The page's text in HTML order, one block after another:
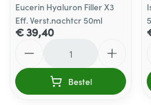
Eucerin Hyaluron Filler X3
Eff. Verst.nachtcr 50ml
€ 39,40
Bestel